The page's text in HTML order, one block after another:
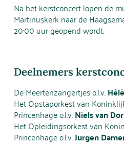
Na het kerstconcert lopen de
Martinuskerk naar de
20:00 uur geopend wordt.
Deelnemers
De Meertenzangertjes o.l.v.
Het Opstaporkest van
Princenhage o.l.v.Niels van
Het Opleidingsorkest van
Princenhage o.l.v.Jurgen